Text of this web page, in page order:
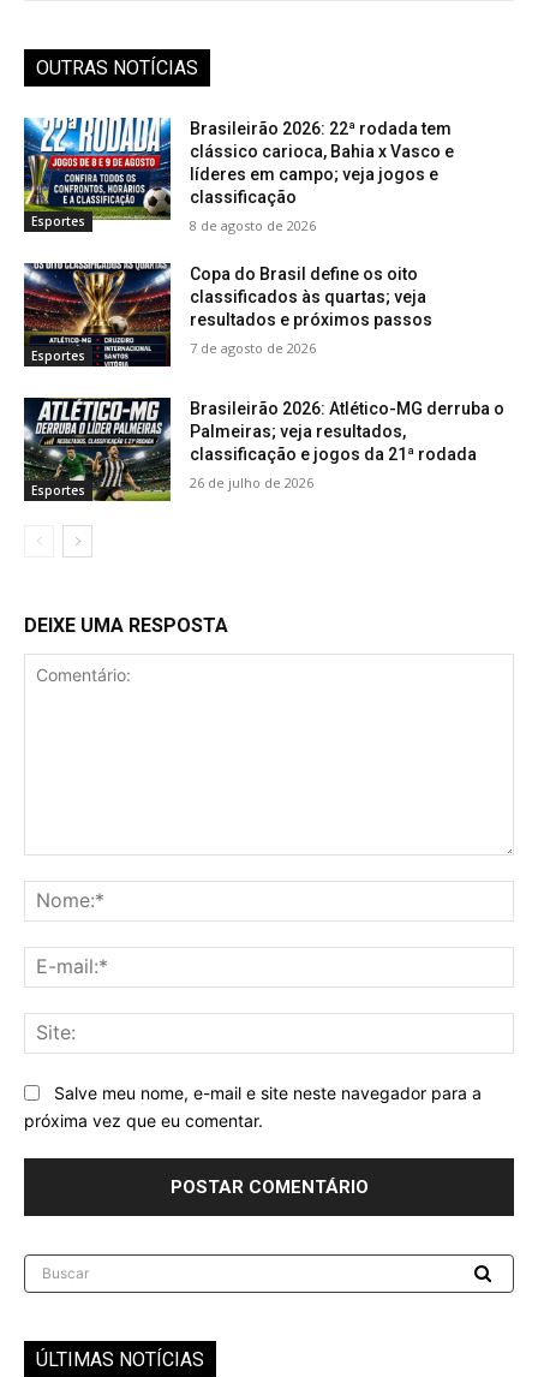
OUTRAS NOTÍCIAS
Esportes
Brasileirão 2026: 22ª rodada tem
clássico carioca, Bahia x Vasco e
líderes em campo; veja jogos e
classificação
8 de agosto de 2026
Esportes
Copa do Brasil define os oito
classificados às quartas; veja
resultados e próximos passos
7 de agosto de 2026
Esportes
Brasileirão 2026: Atlético-MG derruba o
Palmeiras; veja resultados,
classificação e jogos da 21ª rodada
26 de julho de 2026
DEIXE UMA RESPOSTA
Salve meu nome, e-mail e site neste navegador para a
próxima vez que eu comentar.
Buscar
ÚLTIMAS NOTÍCIAS